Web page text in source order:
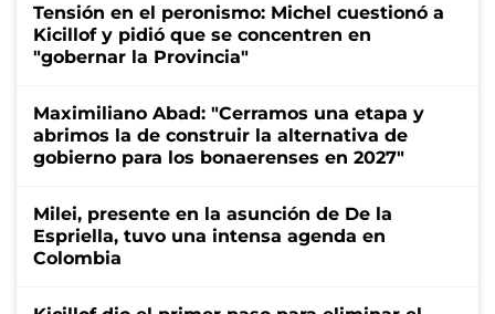
Tensión en el peronismo: Michel cuestionó a
Kicillof y pidió que se concentren en
"gobernar la Provincia"
Maximiliano Abad: "Cerramos una etapa y
abrimos la de construir la alternativa de
gobierno para los bonaerenses en 2027"
Milei, presente en la asunción de De la
Espriella, tuvo una intensa agenda en
Colombia